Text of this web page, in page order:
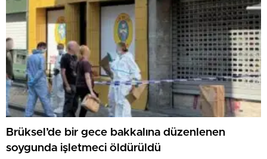
Brüksel’de bir gece bakkalına düzenlenen
soygunda işletmeci öldürüldü